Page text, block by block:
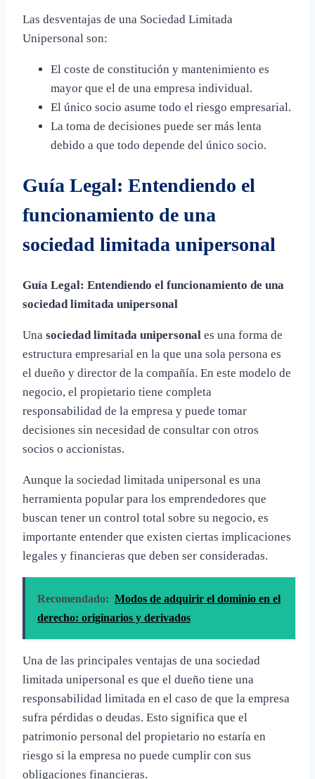
Las desventajas de una Sociedad Limitada
Unipersonal son:
El coste de constitución y mantenimiento es
mayor que el de una empresa individual.
El único socio asume todo el riesgo empresarial.
La toma de decisiones puede ser más lenta
debido a que todo depende del único socio.
Guía Legal: Entendiendo el
funcionamiento de una
sociedad limitada unipersonal
Guía Legal: Entendiendo el funcionamiento de una
sociedad limitada unipersonal
Una sociedad limitada unipersonal es una forma de
estructura empresarial en la que una sola persona es
el dueño y director de la compañía. En este modelo de
negocio, el propietario tiene completa
responsabilidad de la empresa y puede tomar
decisiones sin necesidad de consultar con otros
socios o accionistas.
Aunque la sociedad limitada unipersonal es una
herramienta popular para los emprendedores que
buscan tener un control total sobre su negocio, es
importante entender que existen ciertas implicaciones
legales y financieras que deben ser consideradas.
Recomendado: Modos de adquirir el dominio en el
derecho: originarios y derivados
Una de las principales ventajas de una sociedad
limitada unipersonal es que el dueño tiene una
responsabilidad limitada en el caso de que la empresa
sufra pérdidas o deudas. Esto significa que el
patrimonio personal del propietario no estaría en
riesgo si la empresa no puede cumplir con sus
obligaciones financieras.